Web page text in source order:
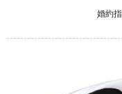
婚約